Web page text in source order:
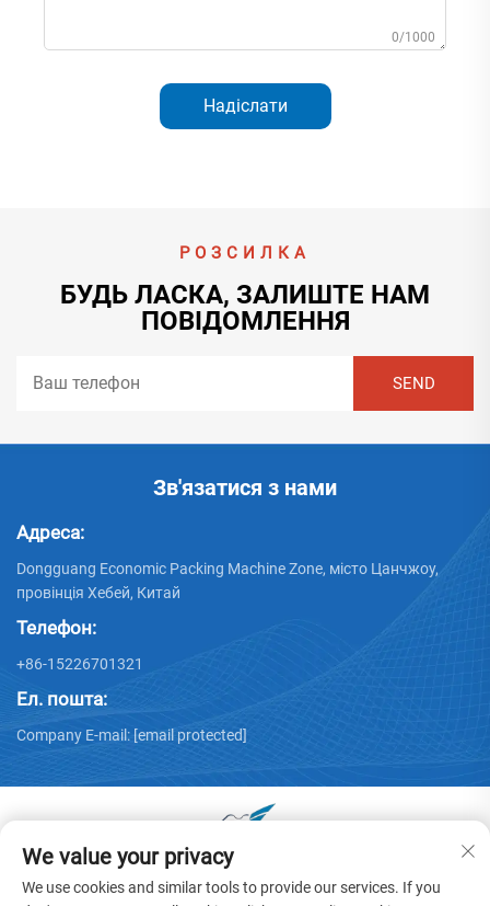
0/1000
Надіслати
РОЗСИЛКА
БУДЬ ЛАСКА, ЗАЛИШТЕ НАМ
ПОВІДОМЛЕННЯ
Зв'язатися з нами
Адреса:
Dongguang Economic Packing Machine Zone, місто Цанчжоу,
провінція Хебей, Китай
Телефон:
+86-15226701321
Ел. пошта:
Company E-mail: [email protected]
Усі права захищені © 2025 Dongguang Huayu Carton
We value your privacy
We use cookies and similar tools to provide our services. If you